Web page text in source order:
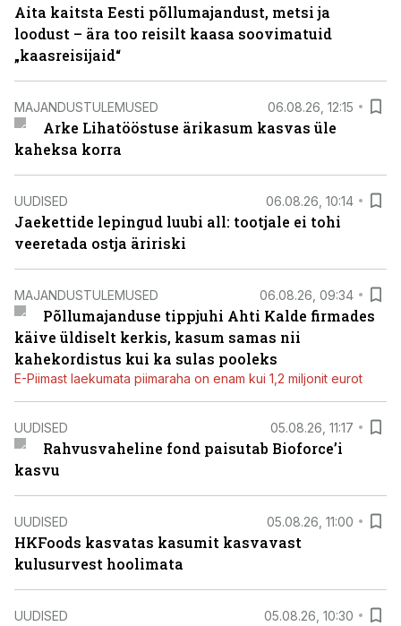
Aita kaitsta Eesti põllumajandust, metsi ja
loodust – ära too reisilt kaasa soovimatuid
„kaasreisijaid“
MAJANDUSTULEMUSED 06.08.26, 12:15
Arke Lihatööstuse ärikasum kasvas üle
kaheksa korra
UUDISED 06.08.26, 10:14
Jaekettide lepingud luubi all: tootjale ei tohi
veeretada ostja äririski
MAJANDUSTULEMUSED 06.08.26, 09:34
Põllumajanduse tippjuhi Ahti Kalde firmades
käive üldiselt kerkis, kasum samas nii
kahekordistus kui ka sulas pooleks
E-Piimast laekumata piimaraha on enam kui 1,2 miljonit eurot
UUDISED 05.08.26, 11:17
Rahvusvaheline fond paisutab Bioforce’i
kasvu
UUDISED 05.08.26, 11:00
HKFoods kasvatas kasumit kasvavast
kulusurvest hoolimata
UUDISED 05.08.26, 10:30